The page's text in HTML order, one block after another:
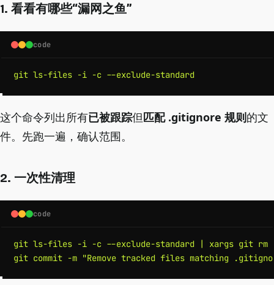
1. 看看有哪些“漏网之鱼”
code
git ls-files -i -c --exclude-standard
这个命令列出所有已被跟踪但匹配 .gitignore 规则的文
件。先跑一遍，确认范围。
2. 一次性清理
code
git ls-files -i -c --exclude-standard | xargs git rm
git commit -m "Remove tracked files matching